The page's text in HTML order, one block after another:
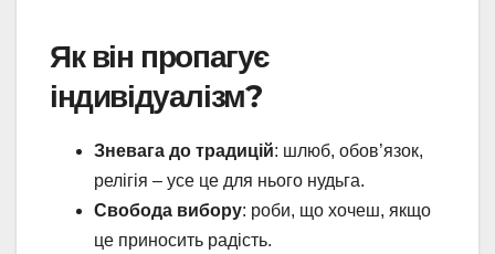
Як він пропагує
індивідуалізм?
Зневага до традицій: шлюб, обов’язок,
релігія – усе це для нього нудьга.
Свобода вибору: роби, що хочеш, якщо
це приносить радість.